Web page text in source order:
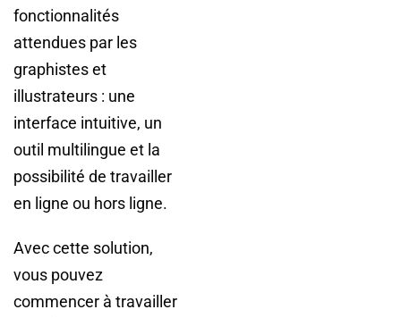
fonctionnalités
attendues par les
graphistes et
illustrateurs : une
interface intuitive, un
outil multilingue et la
possibilité de travailler
en ligne ou hors ligne.
Avec cette solution,
vous pouvez
commencer à travailler